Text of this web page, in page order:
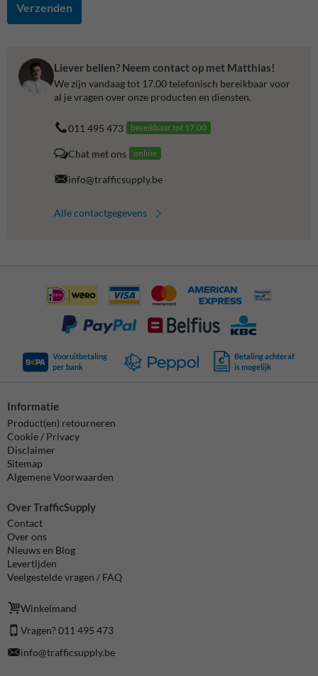
Verzenden
Liever bellen? Neem contact op met Matthias!
We zijn vandaag tot 17.00 telefonisch bereikbaar voor
al je vragen over onze producten en diensten.
011 495 473 bereikbaar tot 17.00
Chat met ons online
info@trafficsupply.be
Alle contactgegevens
Vooruitbetaling
per bank
Betaling achteraf
is mogelijk
Informatie
Product(en) retourneren
Cookie / Privacy
Disclaimer
Sitemap
Algemene Voorwaarden
Over TrafficSupply
Contact
Over ons
Nieuws en Blog
Levertijden
Veelgestelde vragen / FAQ
Winkelmand
Vragen? 011 495 473
info@trafficsupply.be